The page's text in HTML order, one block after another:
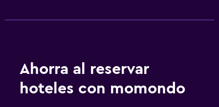
Ahorra al reservar
hoteles con momondo